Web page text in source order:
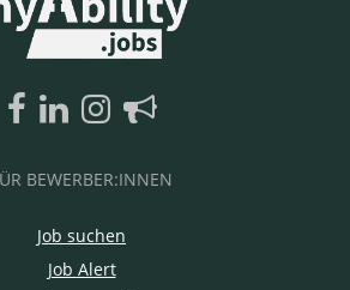
BEWERBER:INNEN
Job suchen
Job Alert